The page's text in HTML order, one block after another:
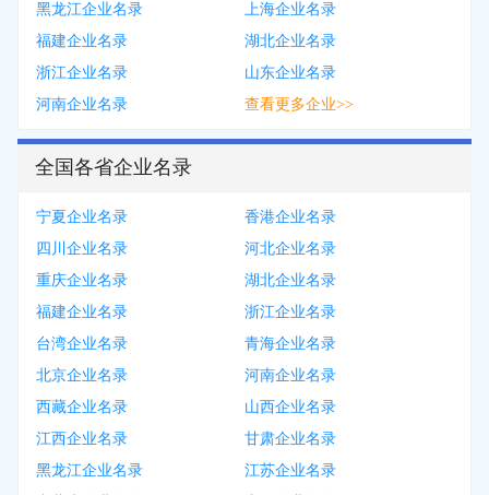
黑龙江企业名录
上海企业名录
福建企业名录
湖北企业名录
浙江企业名录
山东企业名录
河南企业名录
查看更多企业>>
全国各省企业名录
宁夏企业名录
香港企业名录
四川企业名录
河北企业名录
重庆企业名录
湖北企业名录
福建企业名录
浙江企业名录
台湾企业名录
青海企业名录
北京企业名录
河南企业名录
西藏企业名录
山西企业名录
江西企业名录
甘肃企业名录
黑龙江企业名录
江苏企业名录